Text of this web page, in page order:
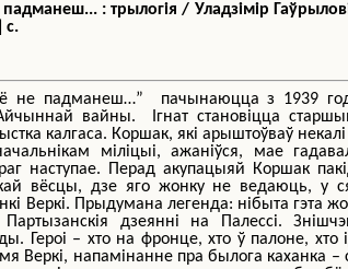
: трылогія / Уладзімір
с.
не падманеш…” пачынаюцца з 1939
вайны. Ігнат становіцца
калгаса. Коршак, які арыштоўваў некалі
міліцыі, ажаніўся, мае
наступае. Перад акупацыяй Коршак
вёсцы, дзе яго жонку не ведаюць, у
Веркі. Прыдумана легенда: нібыта гэта
дзеянні на Палессі.
Героі – хто на фронце, хто ў палоне, хто
Веркі, напамінанне пра былога каханка –